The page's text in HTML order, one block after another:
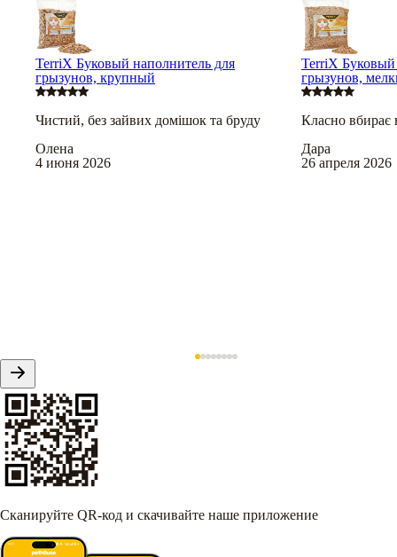
TerriX Буковый наполнитель для
грызунов, крупный
Чистий, без зайвих домішок та бруду
Олена
4 июня 2026
TerriX Буковый
грызунов,
Класно вбирає
Дара
26 апреля 2026
Сканируйте QR-код и скачивайте наше приложение